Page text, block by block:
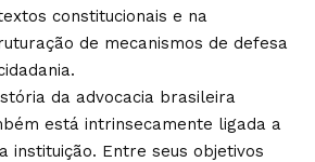
constitucionais e na
de mecanismos de defesa
da advocacia brasileira
está intrinsecamente ligada a
instituição. Entre seus objetivos